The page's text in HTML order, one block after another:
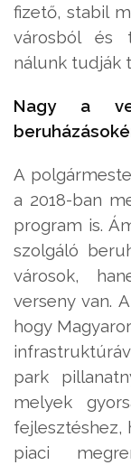
fizető, stabil
városból és
nálunk tudják
Nagy a
A
a 2018-ban
program is.
szolgáló
városok,
verseny van.
hogy
park
melyek
fejlesztéshez,
piaci